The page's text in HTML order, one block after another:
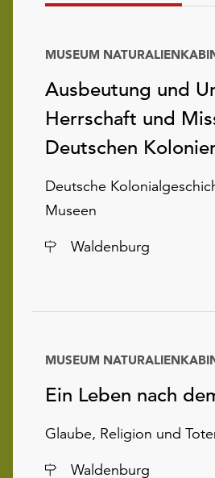
Ausbeutung und
Herrschaft und
Deutschen
MUSEUM
Deutsche
Museen
Ort
Waldenburg
Ein Leben nach
MUSEUM
Glaube, Religion und
Ort
Waldenburg